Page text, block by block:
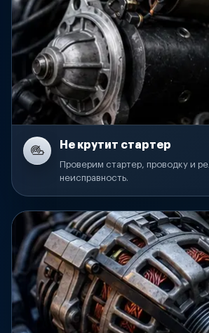
Не крутит стартер
Проверим стартер, проводку и
неисправность.